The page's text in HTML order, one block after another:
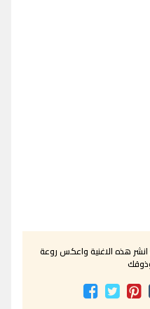
هذه الاغنية واعكس روعة